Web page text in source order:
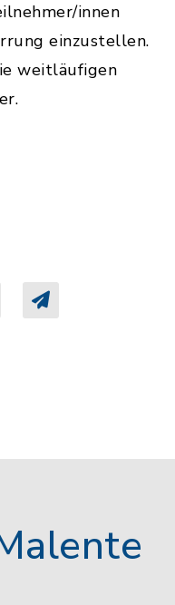
innen
einzustellen.
weitläufigen